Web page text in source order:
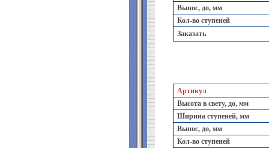
Вынос, до, мм
Кол-во ступеней
Заказать
Артикул
Высота в свету, до, мм
Ширина ступеней, мм
Вынос, до, мм
Кол-во ступеней